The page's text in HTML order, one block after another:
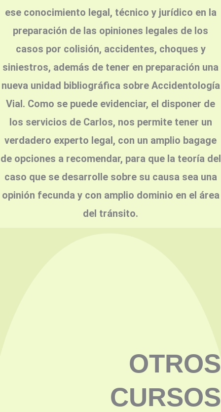
ese conocimiento legal, técnico y jurídico en la
preparación de las opiniones legales de los
casos por colisión, accidentes, choques y
siniestros, además de tener en preparación una
nueva unidad bibliográfica sobre Accidentología
Vial. Como se puede evidenciar, el disponer de
los servicios de Carlos, nos permite tener un
verdadero experto legal, con un amplio bagage
de opciones a recomendar, para que la teoría del
caso que se desarrolle sobre su causa sea una
opinión fecunda y con amplio dominio en el área
del tránsito.
OTROS
CURSOS